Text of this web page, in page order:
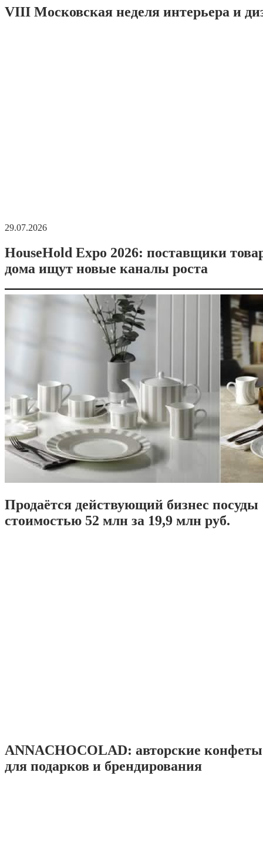
VIII Московская неделя интерьера и
29.07.2026
HouseHold Expo 2026: поставщики
дома ищут новые каналы роста
Продаётся действующий бизнес посуды
стоимостью 52 млн за 19,9 млн руб.
ANNACHOCOLAD: авторские
для подарков и брендирования